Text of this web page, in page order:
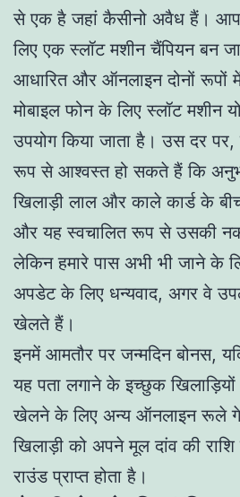
से एक है जहां कैसीनो अवैध हैं।
लिए एक स्लॉट मशीन चैंपियन बन
आधारित और ऑनलाइन दोनों
मोबाइल फोन के लिए स्लॉट मशीन
उपयोग किया जाता है। उस दर
रूप से आश्वस्त हो सकते हैं कि
खिलाड़ी लाल और काले कार्ड के
और यह स्वचालित रूप से उसकी
लेकिन हमारे पास अभी भी जाने के
अपडेट के लिए धन्यवाद, अगर वे
खेलते हैं।
इनमें आमतौर पर जन्मदिन बोनस,
यह पता लगाने के इच्छुक
खेलने के लिए अन्य ऑनलाइन रूले
खिलाड़ी को अपने मूल दांव की
राउंड प्राप्त होता है।